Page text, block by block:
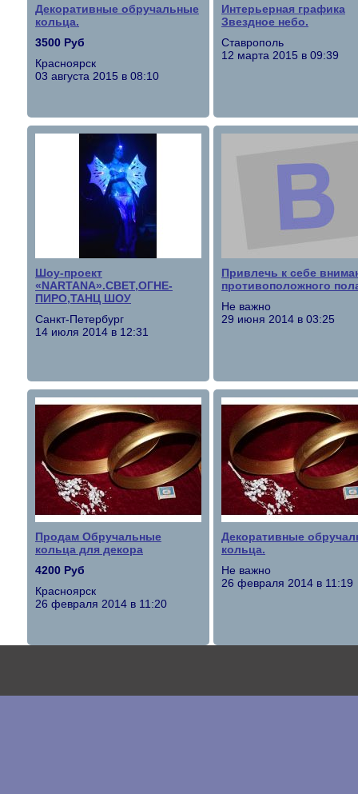
Декоративные обручальные
кольца.
3500 Руб
Красноярск
03 августа 2015 в 08:10
Интерьерная графика
Звездное небо.
Ставрополь
12 марта 2015 в 09:39
Шоу-проект
«NARTANA».СВЕТ,ОГНЕ-
ПИРО,ТАНЦ ШОУ
Санкт-Петербург
14 июля 2014 в 12:31
Привлечь к себе
противоположного
Не важно
29 июня 2014 в 03:25
Продам Обручальные
кольца для декора
4200 Руб
Красноярск
26 февраля 2014 в 11:20
Декоративные
кольца.
Не важно
26 февраля 2014 в 11:19